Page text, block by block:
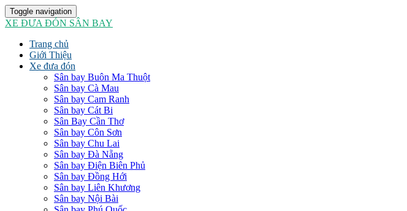
Toggle navigation
XE ĐƯA ĐÓN SÂN BAY
Trang chủ
Giới Thiệu
Xe đưa đón
Sân bay Buôn Ma Thuột
Sân bay Cà Mau
Sân bay Cam Ranh
Sân bay Cát Bi
Sân Bay Cần Thơ
Sân bay Côn Sơn
Sân bay Chu Lai
Sân bay Đà Nẵng
Sân bay Điện Biên Phủ
Sân bay Đồng Hới
Sân bay Liên Khương
Sân bay Nội Bài